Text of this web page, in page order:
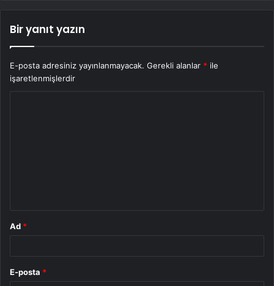
Bir yanıt yazın
E-posta adresiniz yayınlanmayacak. Gerekli alanlar * ile
işaretlenmişlerdir
Ad *
E-posta *